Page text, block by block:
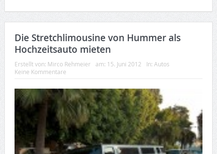
Die Stretchlimousine von Hummer als
Hochzeitsauto mieten
Erstellt von: Mirco Rehmeier am: 15. Juni 2012 In: Autos
Keine Kommentare